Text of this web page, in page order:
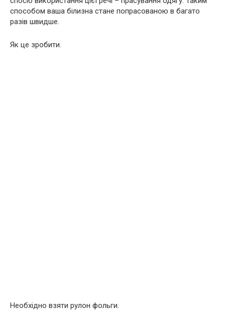
способом ваша білизна стане попрасованою в багато
разів швидше.
Як це зробити.
Необхідно взяти рулон фольги.